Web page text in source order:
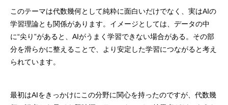
このテーマは代数幾何として純粋に面白いだけでなく、実はAIの
学習理論とも関係があります。イメージとしては、データの中
に“尖り”があると、AIがうまく学習できない場合がある。その部
分を滑らかに整えることで、より安定した学習につながると考え
られています。
最初はAIをきっかけにこの分野に関心を持ったのですが、代数幾